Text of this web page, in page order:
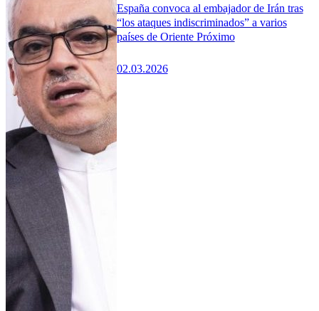
España convoca al embajador de Irán tras
“los ataques indiscriminados” a varios
países de Oriente Próximo
02.03.2026